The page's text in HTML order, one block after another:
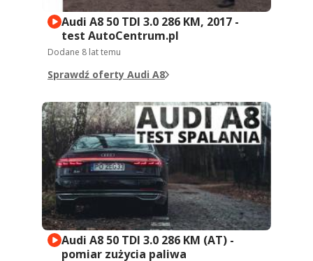
Audi A8 50 TDI 3.0 286 KM, 2017 -
test AutoCentrum.pl
Dodane 8 lat temu
Sprawdź oferty Audi A8
Audi A8 50 TDI 3.0 286 KM (AT) -
pomiar zużycia paliwa